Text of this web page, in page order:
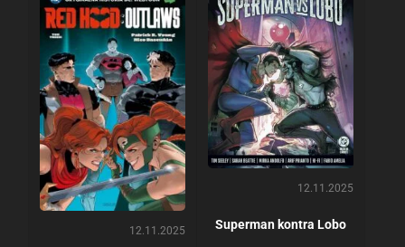
12.11.2025
12.11.2025
Superman kontra Lobo